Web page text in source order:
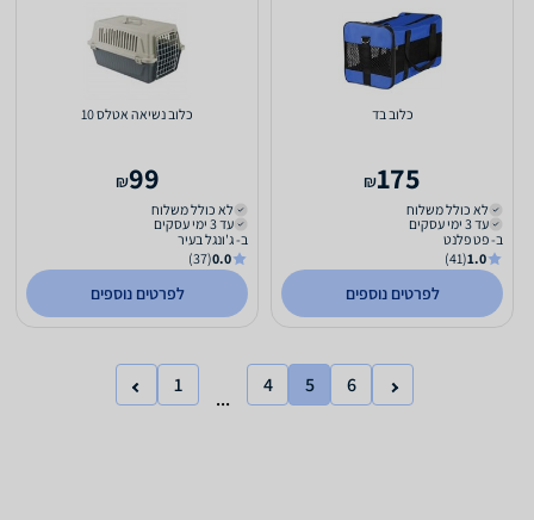
כלוב בד
175
₪
לא כולל משלוח
עד 3 ימי עסקים
ב- פט פלנט
1.0
(41)
לפרטים נוספים
כלוב נשיאה אטלס 10
99
₪
לא כולל משלוח
עד 3 ימי עסקים
ב- ג'ונגל בעיר
0.0
(37)
לפרטים נוספים
1
...
4 5 6